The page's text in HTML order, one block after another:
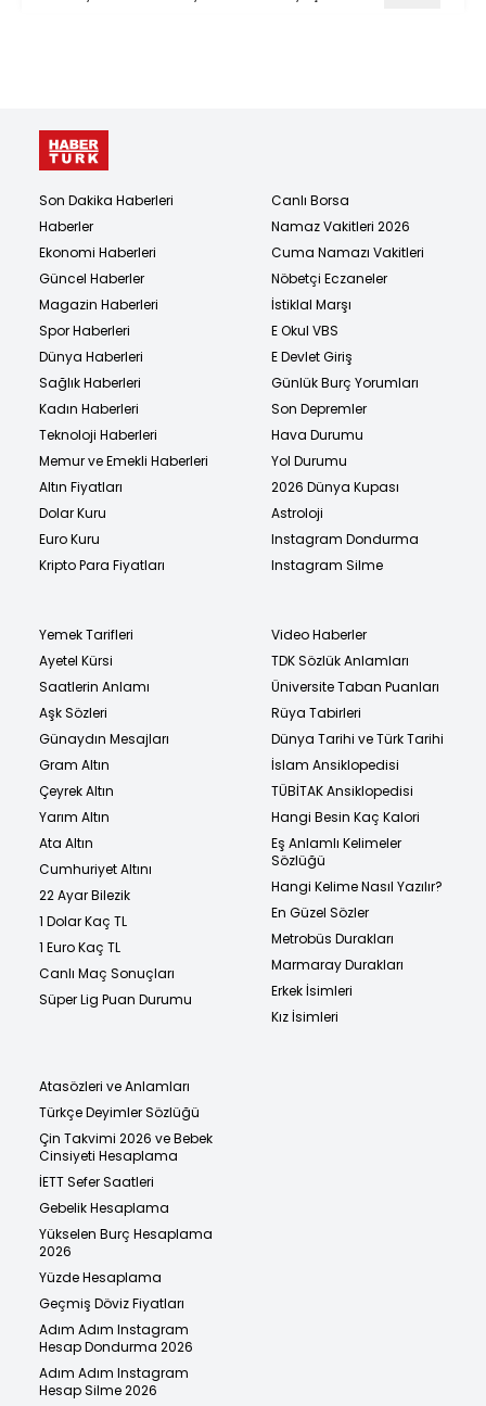
Son Dakika Haberleri
Haberler
Ekonomi Haberleri
Güncel Haberler
Magazin Haberleri
Spor Haberleri
Dünya Haberleri
Sağlık Haberleri
Kadın Haberleri
Teknoloji Haberleri
Memur ve Emekli Haberleri
Altın Fiyatları
Dolar Kuru
Euro Kuru
Kripto Para Fiyatları
Canlı Borsa
Namaz Vakitleri 2026
Cuma Namazı Vakitleri
Nöbetçi Eczaneler
İstiklal Marşı
E Okul VBS
E Devlet Giriş
Günlük Burç Yorumları
Son Depremler
Hava Durumu
Yol Durumu
2026 Dünya Kupası
Astroloji
Instagram Dondurma
Instagram Silme
Yemek Tarifleri
Ayetel Kürsi
Saatlerin Anlamı
Aşk Sözleri
Günaydın Mesajları
Gram Altın
Çeyrek Altın
Yarım Altın
Ata Altın
Cumhuriyet Altını
22 Ayar Bilezik
1 Dolar Kaç TL
1 Euro Kaç TL
Canlı Maç Sonuçları
Süper Lig Puan Durumu
Video Haberler
TDK Sözlük Anlamları
Üniversite Taban Puanları
Rüya Tabirleri
Dünya Tarihi ve Türk Tarihi
İslam Ansiklopedisi
TÜBİTAK Ansiklopedisi
Hangi Besin Kaç Kalori
Eş Anlamlı Kelimeler
Sözlüğü
Hangi Kelime Nasıl Yazılır?
En Güzel Sözler
Metrobüs Durakları
Marmaray Durakları
Erkek İsimleri
Kız İsimleri
Atasözleri ve Anlamları
Türkçe Deyimler Sözlüğü
Çin Takvimi 2026 ve Bebek
Cinsiyeti Hesaplama
İETT Sefer Saatleri
Gebelik Hesaplama
Yükselen Burç Hesaplama
2026
Yüzde Hesaplama
Geçmiş Döviz Fiyatları
Adım Adım Instagram
Hesap Dondurma 2026
Adım Adım Instagram
Hesap Silme 2026